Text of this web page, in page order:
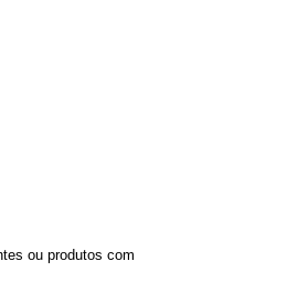
ou produtos com